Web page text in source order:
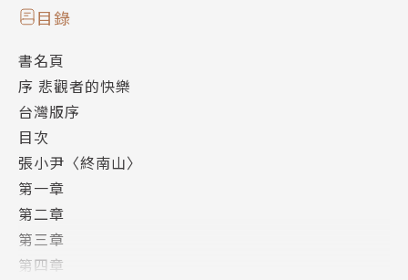
‧香甜而腐爛的青春，成長經典之作。
‧那個看起來有點壞壞的，內心無比柔軟的路小路，那
個說話爆粗口，卻有無盡詩意的小流氓路小路，這是我
們熟悉的青春，有不可承受之重也有無可承受之輕的青
春。
知名作家路內的《少年巴比倫》的故事背景是20世紀9
0年代初的戴城，高中畢業後的路小路沒有考上大學，
在父親的操作下到糖精廠工作。他在工作崗位上並沒有
能夠掌握基本的職業技能，跟著一個叫「老牛逼」的師
目錄
書名頁
序 悲觀者的快樂
台灣版序
目次
張小尹〈終南山〉
第一章
第二章
第三章
第四章